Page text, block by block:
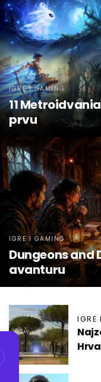
IGRE I GAMING
11
prvu
IGRE I GAMING
Dungeons and
avanturu
IGRE